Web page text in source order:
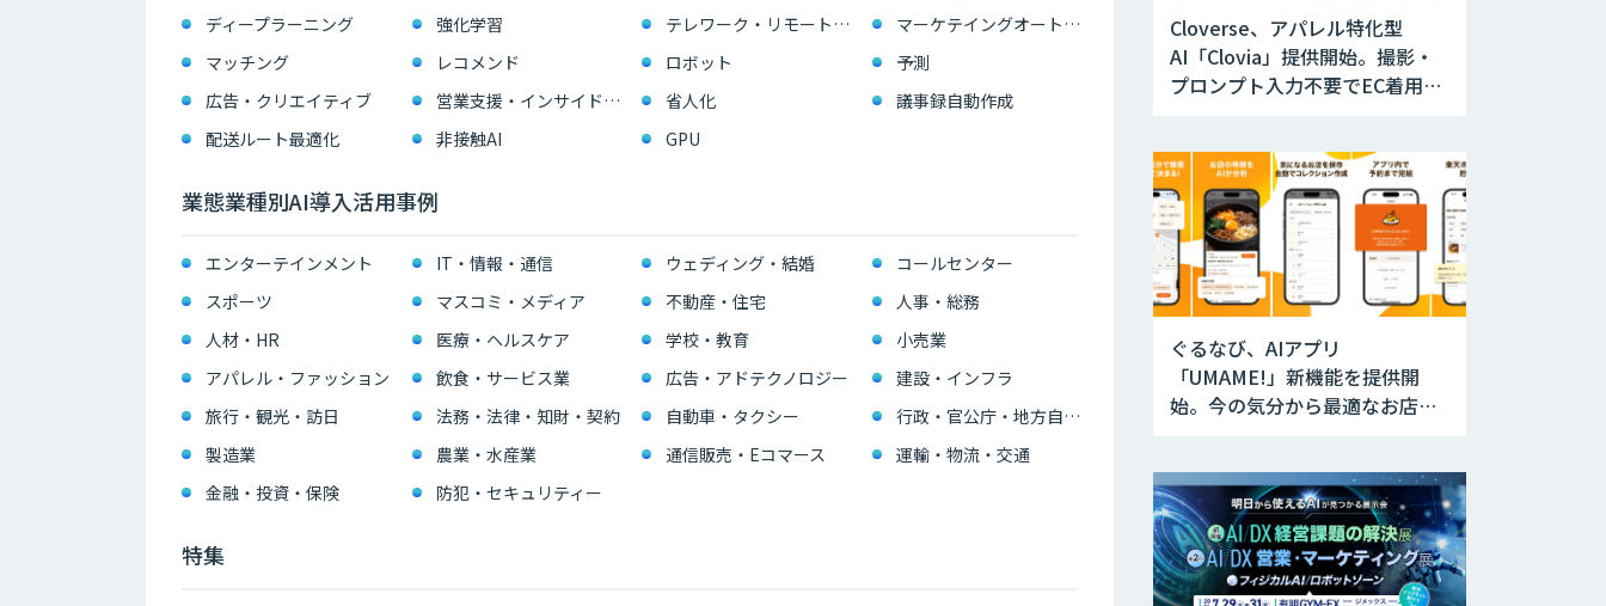
ディープラーニング
強化学習 テレワーク・リモートワーク
マーケテイングオートメーション・MAツール
マッチング
レコメンド ロボット
予測
広告・クリエイティブ
営業支援・インサイドセールス 省人化
議事録自動作成
配送ルート最適化
非接触AI GPU
業態業種別AI導入活用事例
エンターテインメント IT・情報・通信 ウェディング・結婚
コールセンター
スポーツ
マスコミ・メディア 不動産・住宅
人事・総務
人材・HR
医療・ヘルスケア 学校・教育
小売業
アパレル・ファッション
飲食・サービス業 広告・アドテクノロジー
建設・インフラ
旅行・観光・訪日
法務・法律・知財・契約 自動車・タクシー
行政・官公庁・地方自治体
製造業
農業・水産業 通信販売・Eコマース
運輸・物流・交通
金融・投資・保険
防犯・セキュリティー
特集
Cloverse、アパレル特化型
AI「Clovia」提供開始。撮影・
プロンプト入力不要でEC着用画
ぐるなび、AIアプリ
「UMAME!」新機能を提供開
始。今の気分から最適なお店を